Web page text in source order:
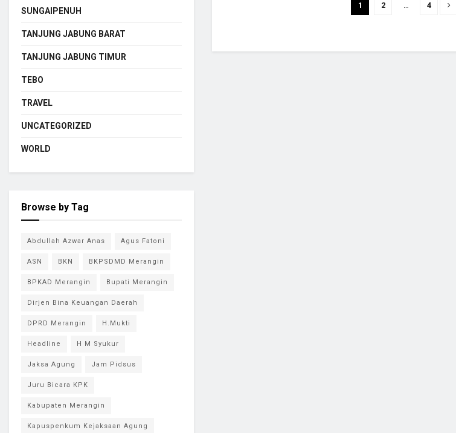
1 2 … 4
SUNGAIPENUH
TANJUNG JABUNG BARAT
TANJUNG JABUNG TIMUR
TEBO
TRAVEL
UNCATEGORIZED
WORLD
Browse by Tag
Abdullah Azwar Anas Agus Fatoni
ASN BKN BKPSDMD Merangin
BPKAD Merangin Bupati Merangin
Dirjen Bina Keuangan Daerah
DPRD Merangin H.Mukti
Headline H M Syukur
Jaksa Agung Jam Pidsus
Juru Bicara KPK
Kabupaten Merangin
Kapuspenkum Kejaksaan Agung